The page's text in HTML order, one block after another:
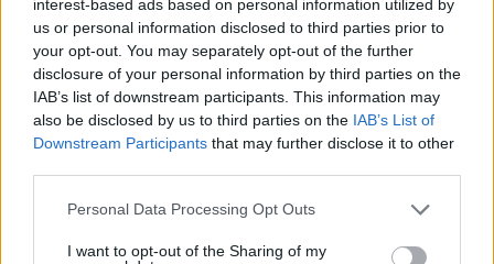
interest-based ads based on personal information utilized by
us or personal information disclosed to third parties prior to
your opt-out. You may separately opt-out of the further
disclosure of your personal information by third parties on the
IAB’s list of downstream participants. This information may
also be disclosed by us to third parties on the IAB’s List of
Downstream Participants that may further disclose it to other
Please note that this website/app uses one or more Google
not limited to your visit or usage behaviour. You may click to
Personal Data Processing Opt Outs
I want to opt-out of the Sharing of my